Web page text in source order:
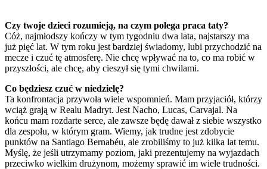
Czy twoje dzieci rozumieją, na czym polega praca taty?
Cóż, najmłodszy kończy w tym tygodniu dwa lata, najstarszy ma
już pięć lat. W tym roku jest bardziej świadomy, lubi przychodzić na
mecze i czuć tę atmosferę. Nie chcę wpływać na to, co ma robić w
przyszłości, ale chcę, aby cieszył się tymi chwilami.
Co będziesz czuć w niedzielę?
Ta konfrontacja przywoła wiele wspomnień. Mam przyjaciół, którzy
wciąż grają w Realu Madryt. Jest Nacho, Lucas, Carvajal. Na
końcu mam rozdarte serce, ale zawsze będę dawał z siebie wszystko
dla zespołu, w którym gram. Wiemy, jak trudne jest zdobycie
punktów na Santiago Bernabéu, ale zrobiliśmy to już kilka lat temu.
Myślę, że jeśli utrzymamy poziom, jaki prezentujemy na wyjazdach
przeciwko wielkim drużynom, możemy sprawić im wiele trudności.